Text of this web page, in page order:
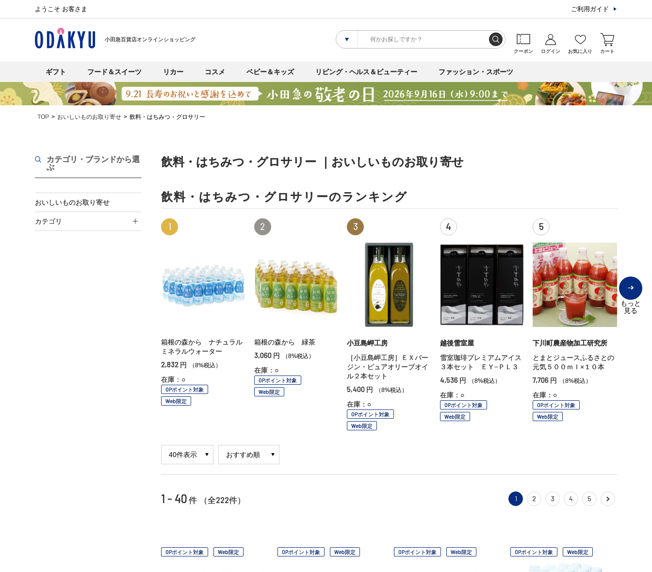
ようこそ お客さま ご利用ガイド
小田急百貨店オンラインショッピング
クーポン ログイン お気に入り カート
ギフト フード＆スイーツ リカー コスメ ベビー＆キッズ リビング・ヘルス＆ビューティー ファッション・スポーツ
TOP おいしいものお取り寄せ 飲料・はちみつ・グロサリー
カテゴリ・ブランドから選
ぶ
おいしいものお取り寄せ
カテゴリ
飲料・はちみつ・グロサリー ｜おいしいものお取り寄せ
飲料・はちみつ・グロサリーのランキング
もっと
見る
1
箱根の森から ナチュラル
ミネラルウォーター
2,832 円 （8%税込）
在庫：○
OPポイント対象
Web限定
2
箱根の森から 緑茶
3,060 円 （8%税込）
在庫：○
OPポイント対象
Web限定
3
小豆島岬工房
［小豆島岬工房］ＥＸバー
ジン・ピュアオリーブオイ
ル２本セット
5,400 円 （8%税込）
在庫：○
OPポイント対象
Web限定
4
越後雪室屋
雪室珈琲プレミアムアイス
３本セット ＥＹ−ＰＬ３
4,536 円 （8%税込）
在庫：○
OPポイント対象
Web限定
5
下川町農産物加工研究所
とまとジュースふるさとの
元気５００ｍｌ×１０本
7,706 円 （8%税込）
在庫：○
OPポイント対象
Web限定
1 - 40 件 （全222件） 1 2 3 4 5
OPポイント対象 Web限定 OPポイント対象 Web限定 OPポイント対象 Web限定 OPポイント対象 Web限定